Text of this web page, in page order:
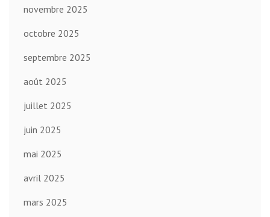
novembre 2025
octobre 2025
septembre 2025
août 2025
juillet 2025
juin 2025
mai 2025
avril 2025
mars 2025